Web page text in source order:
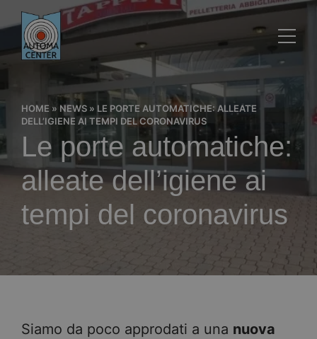
HOME » NEWS » LE PORTE AUTOMATICHE: ALLEATE
DELL’IGIENE AI TEMPI DEL CORONAVIRUS
Le porte automatiche:
alleate dell’igiene ai
tempi del coronavirus
Siamo da poco approdati a una nuova